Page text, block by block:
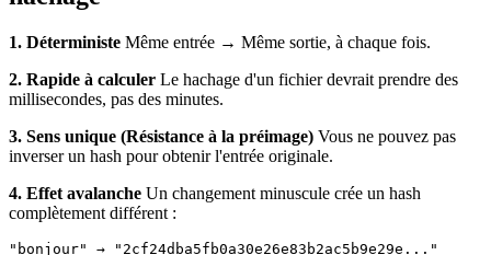
1. Déterministe Même entrée → Même sortie, à chaque fois.
2. Rapide à calculer Le hachage d'un fichier devrait prendre des
millisecondes, pas des minutes.
3. Sens unique (Résistance à la préimage) Vous ne pouvez pas
inverser un hash pour obtenir l'entrée originale.
4. Effet avalanche Un changement minuscule crée un hash
complètement différent :
"bonjour" → "2cf24dba5fb0a30e26e83b2ac5b9e29e..."